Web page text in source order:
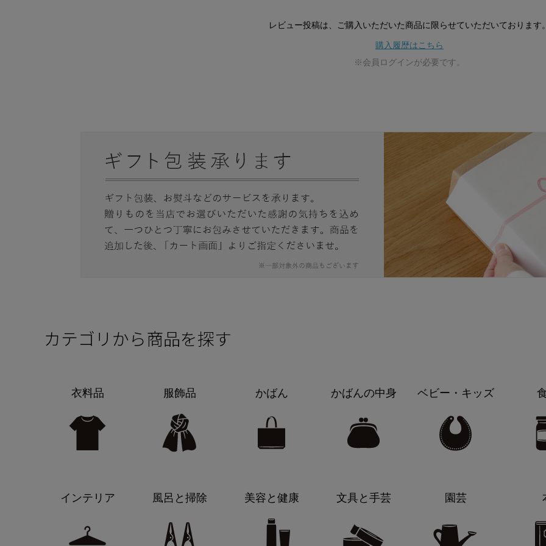
レビュー投稿は、ご購入いただいた商品に限らせていただいております
購入履歴はこちら
※会員ログインが必要です。
カテゴリから商品を探す
衣料品 服飾品 かばん かばんの中身 ベビー・キッズ
インテリア 風呂と掃除 美容と健康 文具と手芸 園芸